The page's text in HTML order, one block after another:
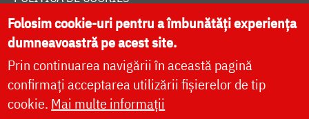
DONEAZĂ ONLINE PENTRU CATEDRALA NAȚIONALĂ
LIVE
Folosim cookie-uri pentru a îmbunătăți experiența
dumneavoastră pe acest site.
Prin continuarea navigării în această pagină
confirmați acceptarea utilizării fișierelor de tip
cookie. Mai multe informații